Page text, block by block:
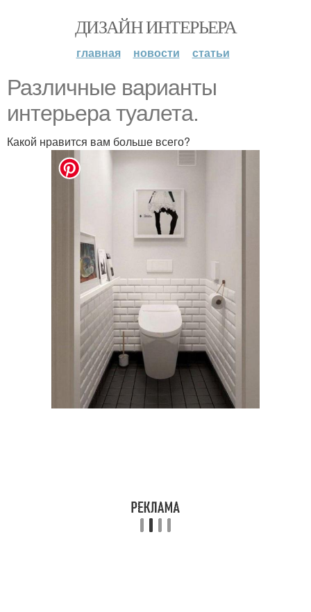
ДИЗАЙН ИНТЕРЬЕРА
главная новости статьи
Различные варианты
интерьера туалета.
Какой нравится вам больше всего?